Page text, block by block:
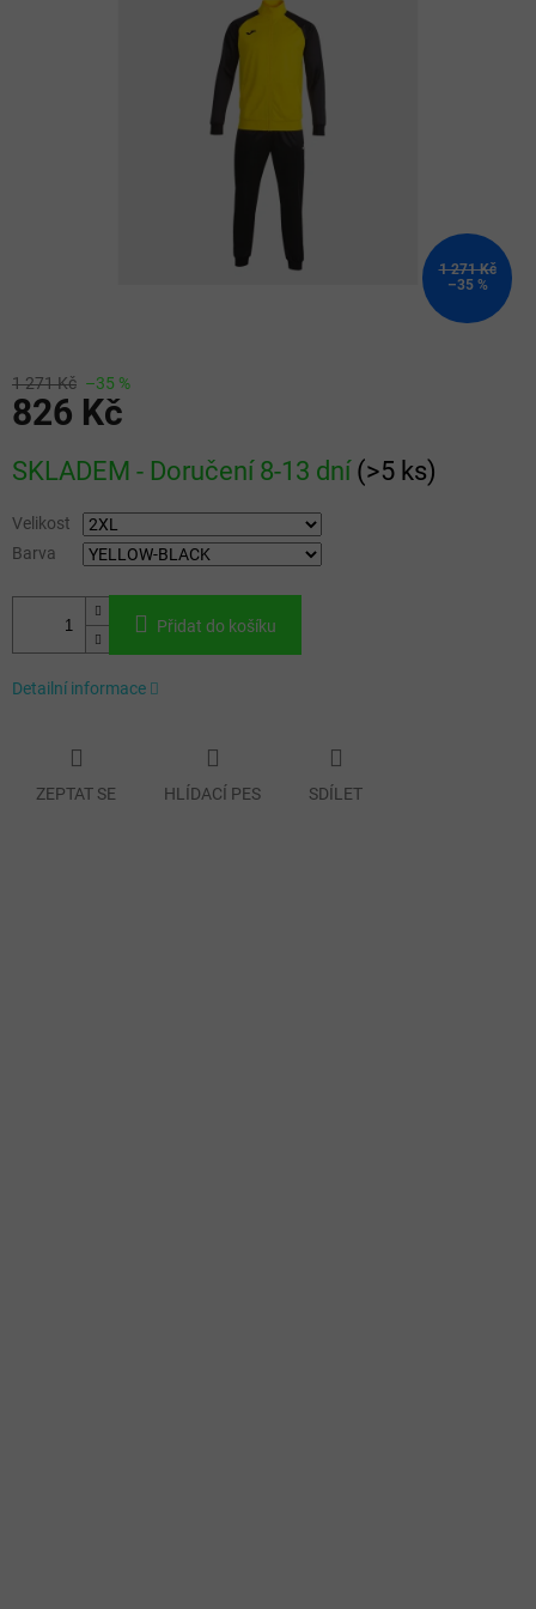
1 271 Kč
–35 %
1 271 Kč –35 %
826 Kč
cena:
SKLADEM - Doručení 8-13 dní (>5 ks)
Velikost
Barva
Přidat do košíku
Detailní informace
ZEPTAT SE HLÍDACÍ PES SDÍLET